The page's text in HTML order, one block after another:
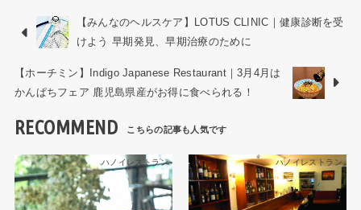
【みんなのヘルスケア】LOTUS CLINIC｜健康診断を受
けよう 早期発見、早期治療のために
【ホーチミン】Indigo Japanese Restaurant｜3月4月は
かんぱちフェア 鹿児島県産がお得に食べられる！
RECOMMEND
ハノイレストラン ハノイレストラン